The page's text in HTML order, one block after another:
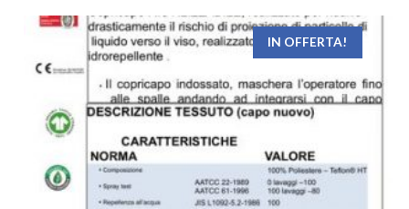
IN OFFERTA!